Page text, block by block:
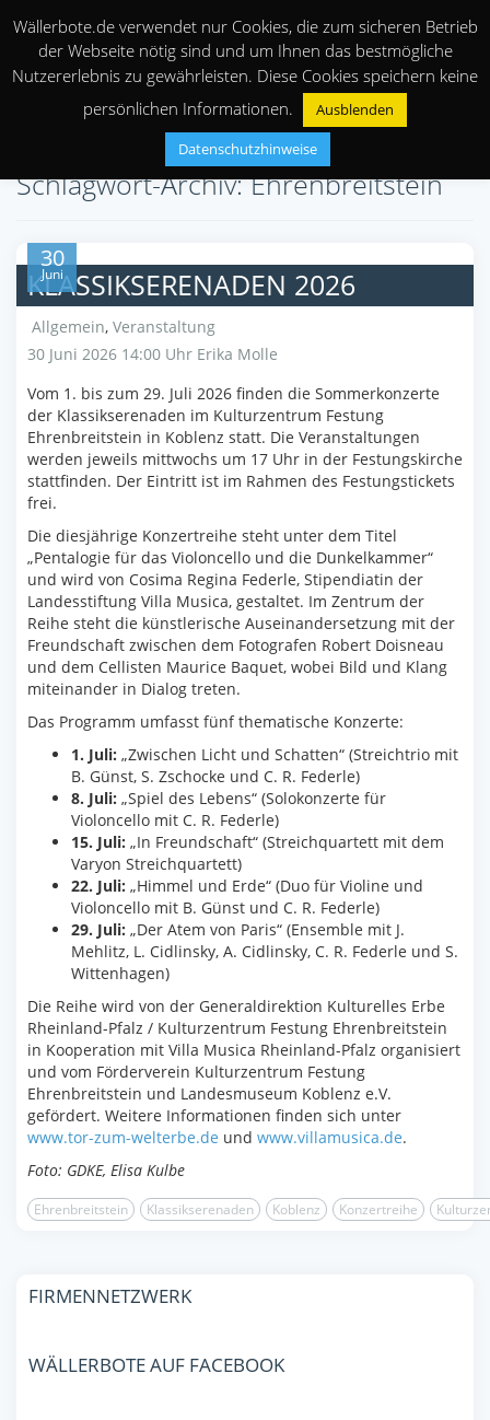
Schlagwort-Archiv: Ehrenbreitstein
30
Juni
KLASSIKSERENADEN 2026
Allgemein, Veranstaltung
30 Juni 2026 14:00 Uhr Erika Molle
Vom 1. bis zum 29. Juli 2026 finden die Sommerkonzerte
der Klassikserenaden im Kulturzentrum Festung
Ehrenbreitstein in Koblenz statt. Die Veranstaltungen
werden jeweils mittwochs um 17 Uhr in der Festungskirche
stattfinden. Der Eintritt ist im Rahmen des Festungstickets
frei.
Die diesjährige Konzertreihe steht unter dem Titel
„Pentalogie für das Violoncello und die Dunkelkammer“
und wird von Cosima Regina Federle, Stipendiatin der
Landesstiftung Villa Musica, gestaltet. Im Zentrum der
Reihe steht die künstlerische Auseinandersetzung mit der
Freundschaft zwischen dem Fotografen Robert Doisneau
und dem Cellisten Maurice Baquet, wobei Bild und Klang
miteinander in Dialog treten.
Das Programm umfasst fünf thematische Konzerte:
1. Juli: „Zwischen Licht und Schatten“ (Streichtrio mit
B. Günst, S. Zschocke und C. R. Federle)
8. Juli: „Spiel des Lebens“ (Solokonzerte für
Violoncello mit C. R. Federle)
15. Juli: „In Freundschaft“ (Streichquartett mit dem
Varyon Streichquartett)
22. Juli: „Himmel und Erde“ (Duo für Violine und
Violoncello mit B. Günst und C. R. Federle)
29. Juli: „Der Atem von Paris“ (Ensemble mit J.
Mehlitz, L. Cidlinsky, A. Cidlinsky, C. R. Federle und S.
Wittenhagen)
Die Reihe wird von der Generaldirektion Kulturelles Erbe
Rheinland-Pfalz / Kulturzentrum Festung Ehrenbreitstein
in Kooperation mit Villa Musica Rheinland-Pfalz organisiert
und vom Förderverein Kulturzentrum Festung
Ehrenbreitstein und Landesmuseum Koblenz e.V.
gefördert. Weitere Informationen finden sich unter
www.tor-zum-welterbe.de und www.villamusica.de.
Foto: GDKE, Elisa Kulbe
Ehrenbreitstein Klassikserenaden Koblenz Konzertreihe
FIRMENNETZWERK
WÄLLERBOTE AUF FACEBOOK
Wällerbote.de verwendet nur Cookies, die zum sicheren Betrieb
der Webseite nötig sind und um Ihnen das bestmögliche
Nutzererlebnis zu gewährleisten. Diese Cookies speichern keine
persönlichen Informationen.
Ausblenden
Datenschutzhinweise